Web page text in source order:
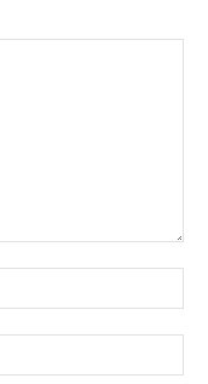
:*
:*